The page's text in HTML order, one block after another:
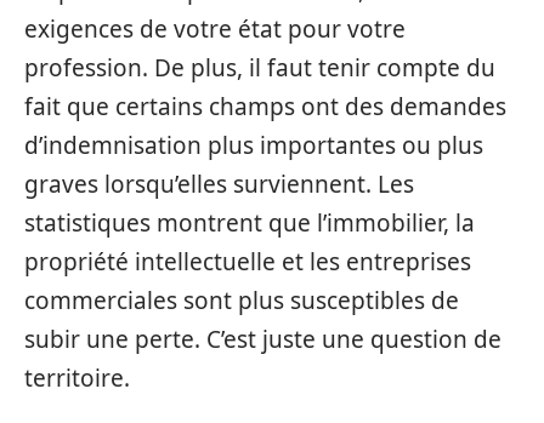
exigences de votre état pour votre
profession. De plus, il faut tenir compte du
fait que certains champs ont des demandes
d’indemnisation plus importantes ou plus
graves lorsqu’elles surviennent. Les
statistiques montrent que l’immobilier, la
propriété intellectuelle et les entreprises
commerciales sont plus susceptibles de
subir une perte. C’est juste une question de
territoire.